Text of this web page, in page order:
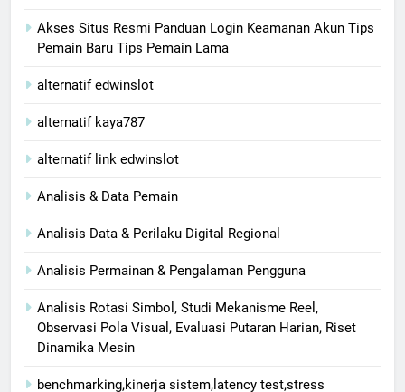
Akses Situs Resmi Panduan Login Keamanan Akun Tips
Pemain Baru Tips Pemain Lama
alternatif edwinslot
alternatif kaya787
alternatif link edwinslot
Analisis & Data Pemain
Analisis Data & Perilaku Digital Regional
Analisis Permainan & Pengalaman Pengguna
Analisis Rotasi Simbol, Studi Mekanisme Reel,
Observasi Pola Visual, Evaluasi Putaran Harian, Riset
Dinamika Mesin
benchmarking,kinerja sistem,latency test,stress